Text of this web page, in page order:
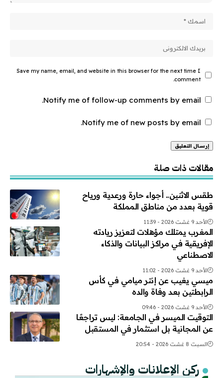
Save my name, email, and website in this browser for the next time I
comment.
Notify me of follow-up comments by email.
Notify me of new posts by email.
مقالات ذات صلة
طقس الاثنين.. أجواء حارة ورعدية ورياح
قوية بعدد من مناطق المملكة
الأحد 9 غشت 2026 - 11:39
المغرب يمتلك مؤهلات لتعزيز ريادته
الإفريقية في مراكز البيانات والذكاء
الاصطناعي
الأحد 9 غشت 2026 - 11:02
ميسي يغيب عن إنتر ميامي في كأس
الرابطتين بعد وفاة والده
الأحد 9 غشت 2026 - 09:46
التوقيت الميسر في الجامعة: ليس تراجعًا
عن المجانية بل استثمار في المستقبل
السبت 8 غشت 2026 - 20:54
ركن الإعلانات والإشهارات